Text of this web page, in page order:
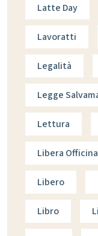
Latte Day
Lavoratti
Legalità
Legge
Lettura
Libera Officina
Libero
Libro